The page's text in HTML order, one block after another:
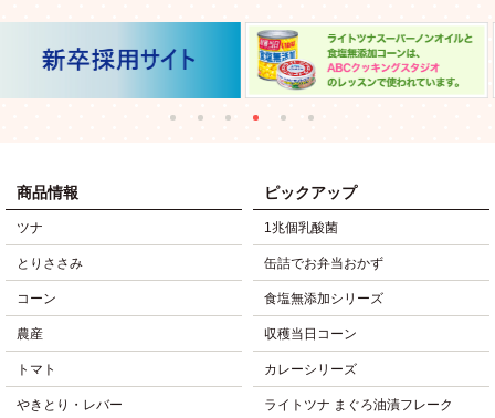
商品情報
ツナ
とりささみ
コーン
農産
トマト
やきとり・レバー
ピックアップ
1兆個乳酸菌
缶詰でお弁当おかず
食塩無添加シリーズ
収穫当日コーン
カレーシリーズ
ライトツナ まぐろ油漬フレーク